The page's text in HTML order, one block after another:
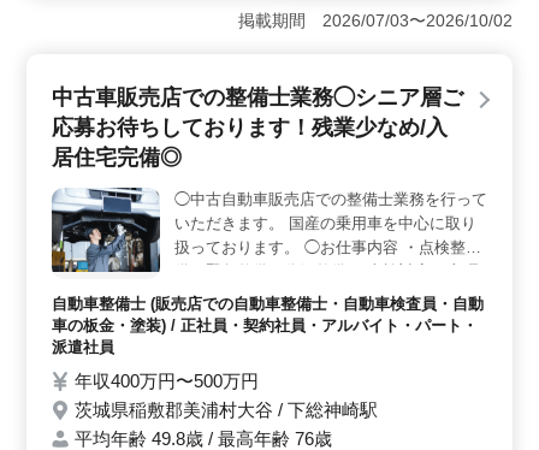
ソリンスタンド内の車検専門店では、中高年の方も活躍
できる整備士を募集しています。福利厚生が充実してお
＜業務内容＞ 国産車の整備士業務を行います。整備工
場での整備から検査員業務、点検整備、緊急整備、分解
整備、車検対応まで幅広い業務を担当します。また、洗
車やカーコーティングなどのサービスも提供します。ガ
ソリンスタンドとの併設なので、接客業務もありま
す。 ＜勤務条件＞ 必要な資格は2級自動車整備士
で、普通自動車免許を持っていることが求められます。
月給は30万円〜40万円で、通勤手当も支給されます。賞
で年間休日は105日としっかりと休息を取ることができま
す。
掲載期間 2026/07/03〜2026/10/02
中古車販売店での整備士業務◯シニア層ご
応募お待ちしております！残業少なめ/入
居住宅完備◎
◯中古自動車販売店での整備士業務を行って
いただきます。 国産の乗用車を中心に取り
扱っております。 ◯お仕事内容 ・点検整
の交換や取り付け、補修 等 ※残業時間は月
5時間程度となっております。 その為、お仕
ります。 皆様のご応募、お待ちしておりま
す。
自動車整備士 (販売店での自動車整備士・自動車検査員・自動
車の板金・塗装) / 正社員・契約社員・アルバイト・パート・
派遣社員
年収400万円〜500万円
茨城県稲敷郡美浦村大谷 / 下総神崎駅
平均年齢 49.8歳 / 最高年齢 76歳